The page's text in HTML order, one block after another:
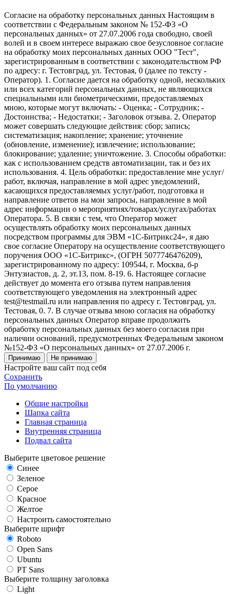
Согласие на обработку персональных данных Настоящим в
соответствии с Федеральным законом № 152-ФЗ «О
персональных данных» от 27.07.2006 года свободно, своей
волей и в своем интересе выражаю свое безусловное согласие
на обработку моих персональных данных ООО "Тест",
зарегистрированным в соответствии с законодательством РФ
по адресу: г. Тестовград, ул. Тестовая, 0 (далее по тексту -
Оператор). 1. Согласие дается на обработку одной, нескольких
или всех категорий персональных данных, не являющихся
специальными или биометрическими, предоставляемых
мною, которые могут включать: - Оценка; - Сотрудник; -
Достоинства; - Недостатки; - Заголовок отзыва. 2. Оператор
может совершать следующие действия: сбор; запись;
систематизация; накопление; хранение; уточнение
(обновление, изменение); извлечение; использование;
блокирование; удаление; уничтожение. 3. Способы обработки:
как с использованием средств автоматизации, так и без их
использования. 4. Цель обработки: предоставление мне услуг/
работ, включая, направление в мой адрес уведомлений,
касающихся предоставляемых услуг/работ, подготовка и
направление ответов на мои запросы, направление в мой
адрес информации о мероприятиях/товарах/услугах/работах
Оператора. 5. В связи с тем, что Оператор может
осуществлять обработку моих персональных данных
посредством программы для ЭВМ «1С-Битрикс24», я даю
свое согласие Оператору на осуществление соответствующего
поручения ООО «1С-Битрикс», (ОГРН 5077746476209),
зарегистрированному по адресу: 109544, г. Москва, б-р
Энтузиастов, д. 2, эт.13, пом. 8-19. 6. Настоящее согласие
действует до момента его отзыва путем направления
соответствующего уведомления на электронный адрес
test@testmail.ru или направления по адресу г. Тестовград, ул.
Тестовая, 0. 7. В случае отзыва мною согласия на обработку
персональных данных Оператор вправе продолжить
обработку персональных данных без моего согласия при
наличии оснований, предусмотренных Федеральным законом
№152-ФЗ «О персональных данных» от 27.07.2006 г.
Принимаю Не принимаю
Настройте ваш сайт под себя
Сохранить
По умолчанию
Общие настройки
Шапка сайта
Главная страница
Внутренняя страница
Подвал сайта
Выберите цветовое решение
Синее
Зеленое
Серое
Красное
Желтое
Настроить самостоятельно
Выберите шрифт
Roboto
Open Sans
Ubuntu
PT Sans
Выберите толщину заголовка
Light